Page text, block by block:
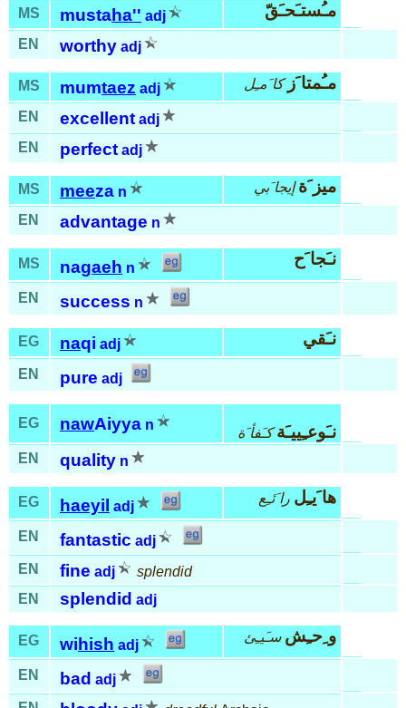
MS mustaha'' adj مـُستـَحـَقّ
EN worthy adj
MS mumtaez adj مـُمتا َز كا َمـِل
EN excellent adj
EN
perfect adj
MS meeza n ميز َة إيجا َبي
EN advantage n
MS nagaeh n نـَجا َح
EN success n
EG naqi adj نـَقي
EN pure adj
EG nawAiyya n نـَوعـِييـَة كـَفأ َة
EN
quality n
EG haeyil adj ها َيـِل را َئـِع
EN fantastic adj
EN
fine adj
splendid
EN
splendid adj
EG wihish adj و ِحـِش سـَيـِئ
EN bad adj